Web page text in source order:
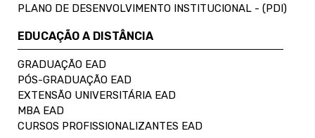
PLANO DE DESENVOLVIMENTO INSTITUCIONAL - (PDI)
EDUCAÇÃO A DISTÂNCIA
GRADUAÇÃO EAD
PÓS-GRADUAÇÃO EAD
EXTENSÃO UNIVERSITÁRIA EAD
MBA EAD
CURSOS PROFISSIONALIZANTES EAD